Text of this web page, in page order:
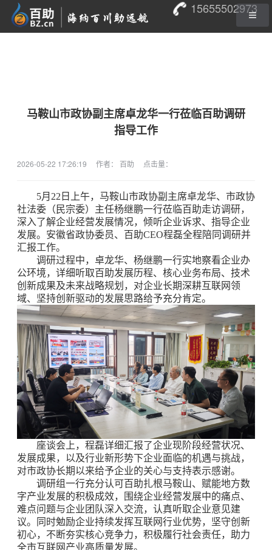
15655502973
马鞍山市政协副主席卓龙华一行莅临百助调研
指导工作
2026-05-22 17:26:19 作者： 百助 点击量：
5月22日上午，马鞍山市政协副主席卓龙华、市政协
社法委（民宗委）主任杨继鹏一行莅临百助走访调研，
深入了解企业经营发展情况，倾听企业诉求、指导企业
发展。安徽省政协委员、百助CEO程磊全程陪同调研并
汇报工作。
调研过程中，卓龙华、杨继鹏一行实地察看企业办
公环境，详细听取百助发展历程、核心业务布局、技术
创新成果及未来战略规划，对企业长期深耕互联网领
域、坚持创新驱动的发展思路给予充分肯定。
座谈会上，程磊详细汇报了企业现阶段经营状况、
发展成果，以及行业新形势下企业面临的机遇与挑战，
对市政协长期以来给予企业的关心与支持表示感谢。
调研组一行充分认可百助扎根马鞍山、赋能地方数
字产业发展的积极成效，围绕企业经营发展中的痛点、
难点问题与企业团队深入交流，认真听取企业意见建
议。同时勉励企业持续发挥互联网行业优势，坚守创新
初心，不断夯实核心竞争力，积极履行社会责任，助力
全市互联网产业高质量发展。